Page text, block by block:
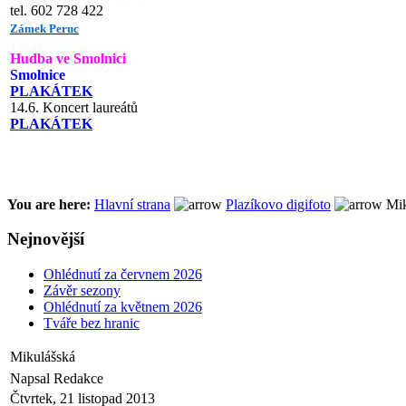
tel. 602 728 422
Zámek Peruc
Hudba ve Smolnici
Smolnice
PLAKÁTEK
14.6. Koncert laureátů
PLAKÁTEK
You are here: Hlavní strana Plazíkovo digifoto
Nejnovější
Ohlédnutí za červnem 2026
Závěr sezony
Ohlédnutí za květnem 2026
Tváře bez hranic
Mikulášská
Napsal Redakce
Čtvrtek, 21 listopad 2013